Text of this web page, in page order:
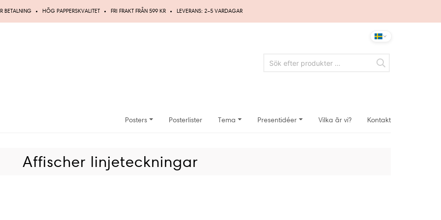
BETALNING HÖG PAPPERSKVALITET FRI FRAKT FRÅN 599 KR LEVERANS: 2–5 VARDAGAR
Posters Posterlister Tema Presentidéer Vilka är vi? Kontakt
Affischer linjeteckningar